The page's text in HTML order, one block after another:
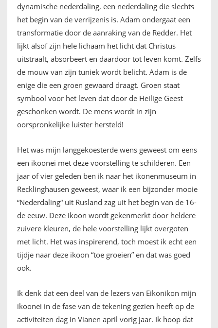
dynamische nederdaling, een nederdaling die slechts
het begin van de verrijzenis is. Adam ondergaat een
transformatie door de aanraking van de Redder. Het
lijkt alsof zijn hele lichaam het licht dat Christus
uitstraalt, absorbeert en daardoor tot leven komt. Zelfs
de mouw van zijn tuniek wordt belicht. Adam is de
enige die een groen gewaard draagt. Groen staat
symbool voor het leven dat door de Heilige Geest
geschonken wordt. De mens wordt in zijn
oorspronkelijke luister hersteld!
Het was mijn langgekoesterde wens geweest om eens
een ikoonei met deze voorstelling te schilderen. Een
jaar of vier geleden ben ik naar het ikonenmuseum in
Recklinghausen geweest, waar ik een bijzonder mooie
“Nederdaling“ uit Rusland zag uit het begin van de 16-
de eeuw. Deze ikoon wordt gekenmerkt door heldere
zuivere kleuren, de hele voorstelling lijkt overgoten
met licht. Het was inspirerend, toch moest ik echt een
tijdje naar deze ikoon “toe groeien” en dat was goed
ook.
Ik denk dat een deel van de lezers van Eikonikon mijn
ikoonei in de fase van de tekening gezien heeft op de
activiteiten dag in Vianen april vorig jaar. Ik hoop dat